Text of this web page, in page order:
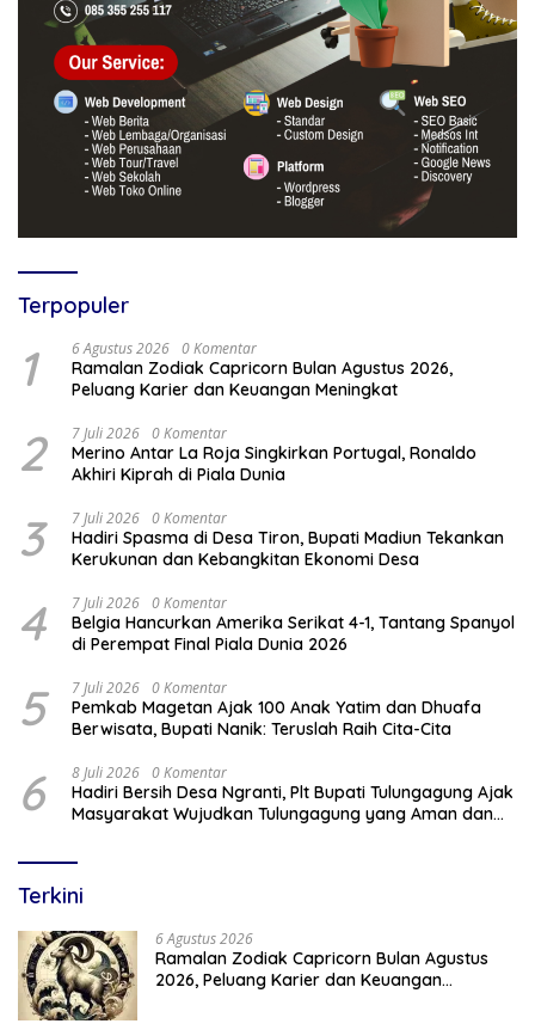
Terpopuler
1 6 Agustus 2026 0 Komentar
Ramalan Zodiak Capricorn Bulan Agustus 2026,
Peluang Karier dan Keuangan Meningkat
2 7 Juli 2026 0 Komentar
Merino Antar La Roja Singkirkan Portugal, Ronaldo
Akhiri Kiprah di Piala Dunia
3 7 Juli 2026 0 Komentar
Hadiri Spasma di Desa Tiron, Bupati Madiun Tekankan
Kerukunan dan Kebangkitan Ekonomi Desa
4 7 Juli 2026 0 Komentar
Belgia Hancurkan Amerika Serikat 4-1, Tantang Spanyol
di Perempat Final Piala Dunia 2026
5 7 Juli 2026 0 Komentar
Pemkab Magetan Ajak 100 Anak Yatim dan Dhuafa
Berwisata, Bupati Nanik: Teruslah Raih Cita-Cita
6 8 Juli 2026 0 Komentar
Hadiri Bersih Desa Ngranti, Plt Bupati Tulungagung Ajak
Masyarakat Wujudkan Tulungagung yang Aman dan
Terkini
6 Agustus 2026
Ramalan Zodiak Capricorn Bulan Agustus
2026, Peluang Karier dan Keuangan